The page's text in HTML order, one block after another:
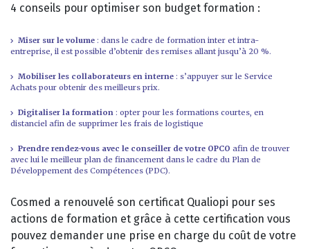
4 conseils pour optimiser son budget formation :
Miser sur le volume : dans le cadre de formation inter et intra-
entreprise, il est possible d’obtenir des remises allant jusqu’à 20 %.
Mobiliser les collaborateurs en interne : s’appuyer sur le Service
Achats pour obtenir des meilleurs prix.
Digitaliser la formation : opter pour les formations courtes, en
distanciel afin de supprimer les frais de logistique
Prendre rendez-vous avec le conseiller de votre OPCO afin de trouver
avec lui le meilleur plan de financement dans le cadre du Plan de
Développement des Compétences (PDC).
Cosmed a renouvelé son certificat Qualiopi pour ses
actions de formation et grâce à cette certification vous
pouvez demander une prise en charge du coût de votre